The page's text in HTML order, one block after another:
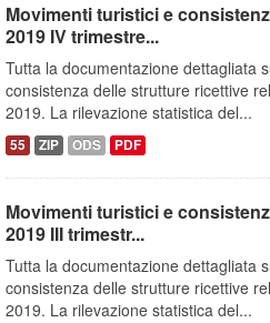
Movimenti turistici e
2019 IV trimestre...
Tutta la documentazione dettagliata
consistenza delle strutture ricettive
2019. La rilevazione statistica del...
55 ZIP ODS PDF
Movimenti turistici e
2019 III trimestr...
Tutta la documentazione dettagliata
consistenza delle strutture ricettive
2019. La rilevazione statistica del...